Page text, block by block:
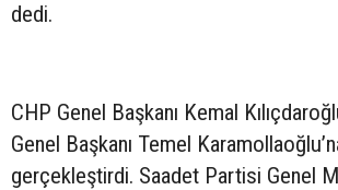
dedi.
CHP Genel Başkanı Kemal
Genel Başkanı Temel
gerçekleştirdi. Saadet Partisi Genel